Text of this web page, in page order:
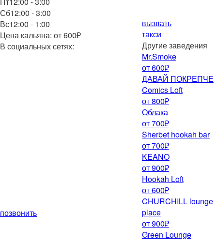
Сб12:00 - 3:00
Вс12:00 - 1:00
Цена кальяна: от 600₽
В социальных сетях:
позвонить
вызвать
такси
Другие заведения
Mr.Smoke
от 600₽
ДАВАЙ ПОКРЕПЧЕ
Comics Loft
от 800₽
Облака
от 700₽
Sherbet hookah bar
от 700₽
KEANO
от 900₽
Hookah Loft
от 600₽
CHURCHILL lounge
place
от 900₽
Green Lounge